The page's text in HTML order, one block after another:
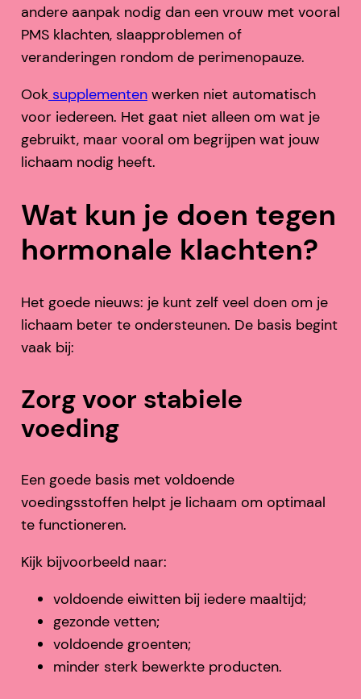
andere aanpak nodig dan een vrouw met vooral
PMS klachten, slaapproblemen of
veranderingen rondom de perimenopauze.
Ooksupplementenwerken niet automatisch
voor iedereen. Het gaat niet alleen om wat je
gebruikt, maar vooral om begrijpen wat jouw
lichaam nodig heeft.
Wat kun je doen tegen
hormonale klachten?
Het goede nieuws: je kunt zelf veel doen om je
lichaam beter te ondersteunen. De basis begint
vaak bij:
Zorg voor stabiele
voeding
Een goede basis met voldoende
voedingsstoffen helpt je lichaam om optimaal
te functioneren.
Kijk bijvoorbeeld naar:
voldoende eiwitten bij iedere maaltijd;
gezonde vetten;
voldoende groenten;
minder sterk bewerkte producten.